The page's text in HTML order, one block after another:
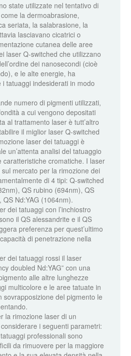
state utilizzate nel tentativo di
la dermoabrasione,
seriata, la salabrasione, la
lasciavano cicatrici o
cutanea delle aree
laser Q-switched che utilizzano
dei nanosecondi (cioè
e le alte energie, ha
tatuaggi indesiderati in modo
numero di pigmenti utilizzati,
a cui vengono depositati
al trattamento laser è tutt’altro
il miglior laser Q-switched
laser dei tatuaggi è
un’attenta analisi del tatuaggio
caratteristiche cromatiche. I laser
mercato per la rimozione dei
di 4 tipi: Q-switched
QS rubino (694nm), QS
Nd:YAG (1064nm).
dei tatuaggi con l’inchiostro
il QS alessandrite e il QS
preferenza per quest’ultimo
di penetrazione nella
dei tatuaggi rossi il laser
doubled Nd:YAG” con una
alle altre lunghezze
multicolore e le aree tatuate in
sovrapposizione del pigmento le
la rimozione laser di un
i seguenti parametri:
professionali sono
da rimuovere per la maggiore